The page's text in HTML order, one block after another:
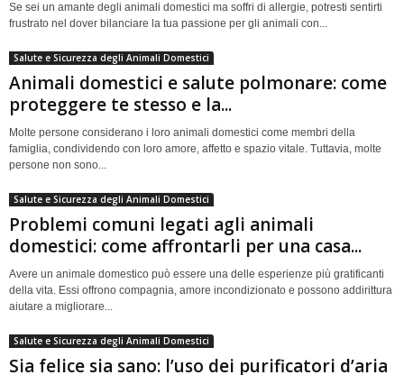
Se sei un amante degli animali domestici ma soffri di allergie, potresti sentirti
frustrato nel dover bilanciare la tua passione per gli animali con...
Salute e Sicurezza degli Animali Domestici
Animali domestici e salute polmonare: come
proteggere te stesso e la...
Molte persone considerano i loro animali domestici come membri della
famiglia, condividendo con loro amore, affetto e spazio vitale. Tuttavia, molte
persone non sono...
Salute e Sicurezza degli Animali Domestici
Problemi comuni legati agli animali
domestici: come affrontarli per una casa...
Avere un animale domestico può essere una delle esperienze più gratificanti
della vita. Essi offrono compagnia, amore incondizionato e possono addirittura
aiutare a migliorare...
Salute e Sicurezza degli Animali Domestici
Sia felice sia sano: l’uso dei purificatori d’aria